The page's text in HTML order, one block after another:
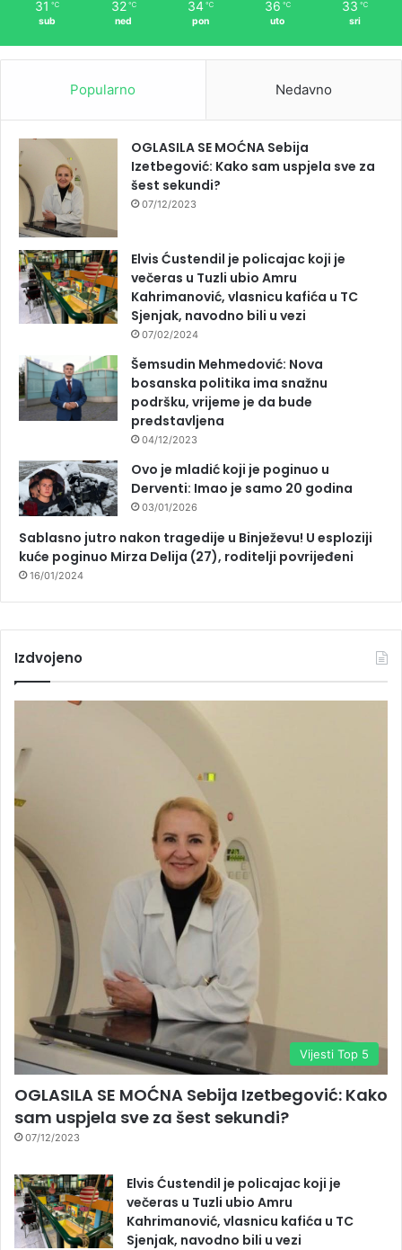
31 ℃
sub
32 ℃
ned
34 ℃
pon
36 ℃
uto
33 ℃
sri
Popularno Nedavno
OGLASILA SE MOĆNA Sebija
Izetbegović: Kako sam uspjela sve za
šest sekundi?
07/12/2023
Elvis Ćustendil je policajac koji je
večeras u Tuzli ubio Amru
Kahrimanović, vlasnicu kafića u TC
Sjenjak, navodno bili u vezi
07/02/2024
Šemsudin Mehmedović: Nova
bosanska politika ima snažnu
podršku, vrijeme je da bude
predstavljena
04/12/2023
Ovo je mladić koji je poginuo u
Derventi: Imao je samo 20 godina
03/01/2026
Sablasno jutro nakon tragedije u Binježevu! U esploziji
kuće poginuo Mirza Delija (27), roditelji povrijeđeni
16/01/2024
Izdvojeno
Vijesti Top 5
OGLASILA SE MOĆNA Sebija Izetbegović: Kako
sam uspjela sve za šest sekundi?
07/12/2023
Elvis Ćustendil je policajac koji je
večeras u Tuzli ubio Amru
Kahrimanović, vlasnicu kafića u TC
Sjenjak, navodno bili u vezi